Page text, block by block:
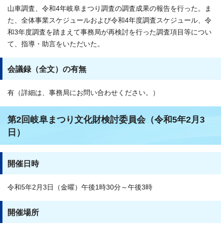
山車調査、令和4年岐阜まつり調査の調査成果の報告を行った。ま
た、全体事業スケジュールおよび令和4年度調査スケジュール、令
和3年度調査を踏まえて事務局が再検討を行った調査項目等につい
て、指導・助言をいただいた。
会議録（全文）の有無
有（詳細は、事務局にお問い合わせください。）
第2回岐阜まつり文化財検討委員会（令和5年2月3
日）
開催日時
令和5年2月3日（金曜）午後1時30分～午後3時
開催場所